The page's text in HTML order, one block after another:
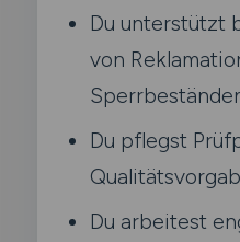
Du unterstützt
von
Du pflegst
Du arbeitest